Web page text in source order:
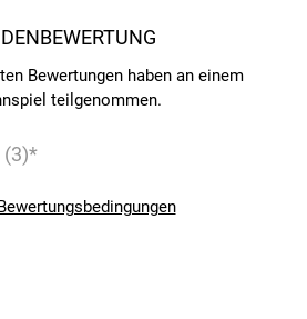
Bewertungen haben an einem
teilgenommen.
(3)*